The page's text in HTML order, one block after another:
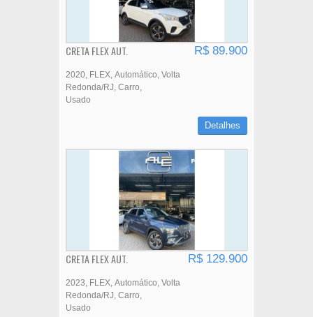
CRETA FLEX AUT. R$ 89.900
2020 FLEX Automático Volta
Redonda/RJ Carro
Usado
Detalhes
CRETA FLEX AUT. R$ 129.900
2023 FLEX Automático Volta
Redonda/RJ Carro
Usado